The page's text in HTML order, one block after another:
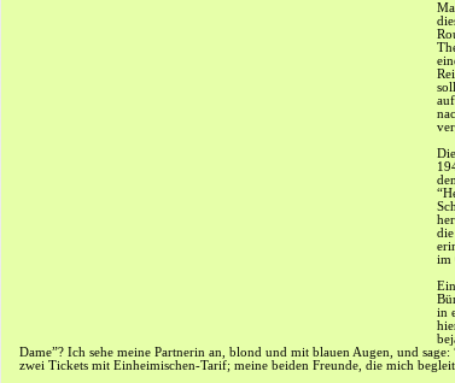
im
in
Dame”? Ich sehe meine Partnerin an, blond und mit blauen Augen, und
zwei Tickets mit Einheimischen-Tarif; meine beiden Freunde, die mich